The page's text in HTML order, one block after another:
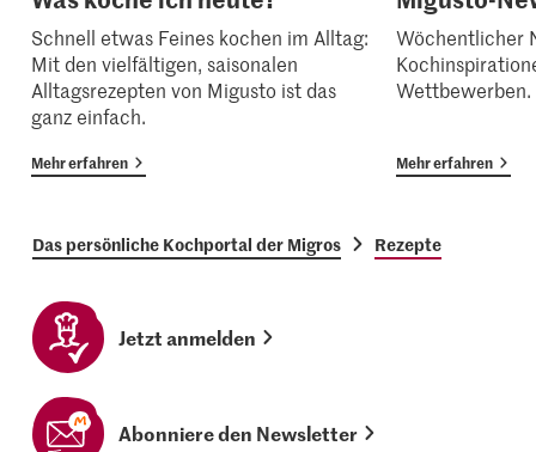
Schnell etwas Feines kochen im Alltag:
Mit den vielfältigen, saisonalen
Alltagsrezepten von Migusto ist das
ganz einfach.
Mehr erfahren
Wöchentlicher
Wettbewerben.
Mehr erfahren
Das persönliche Kochportal der Migros Rezepte
Jetzt anmelden
Abonniere den Newsletter